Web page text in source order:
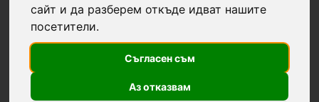
сайт и да разберем откъде идват нашите
посетители.
Съгласен съм
Аз отказвам